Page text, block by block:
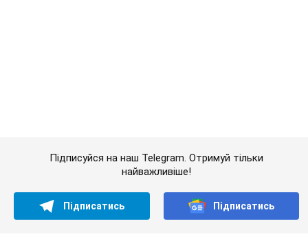
Підписуйся на наш Telegram. Отримуй тільки
найважливіше!
Підписатись Підписатись